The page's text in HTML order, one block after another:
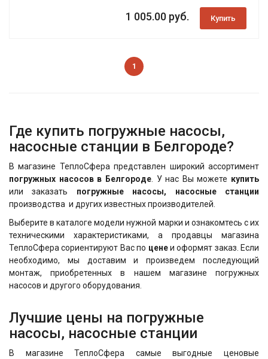
1 005.00 руб. Купить
1
Где купить погружные насосы,
насосные станции в Белгороде?
В магазине ТеплоСфера представлен широкий ассортимент
погружных насосов в Белгороде. У нас Вы можете купить
или заказать погружные насосы, насосные станции
производства и других известных производителей.
Выберите в каталоге модели нужной марки и ознакомтесь с их
техническими характеристиками, а продавцы магазина
ТеплоСфера сориентируют Вас по ценеи оформят заказ. Если
необходимо, мы доставим и произведем последующий
монтаж, приобретенных в нашем магазине погружных
насосов и другого оборудования.
Лучшие цены на погружные
насосы, насосные станции
В магазине ТеплоСфера самые выгодные ценовые